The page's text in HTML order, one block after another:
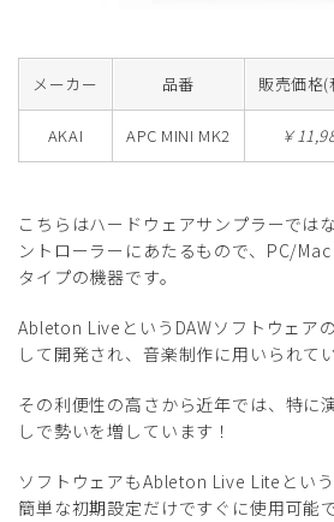
メーカー 品番 販売価格(
AKAI APC MINI MK2 ￥
こちらはハードウェアサンプラーでは
ントローラーにあたるもので、PC/
タイプの機器です。
Ableton LiveというDAWソフトウェア
して開発され、音楽制作に用いられて
その利便性の高さから近年では、特に
しで勢いを増しています！
ソフトウェアもAbleton Live Liteという
簡単な初期設定だけですぐに使用可能